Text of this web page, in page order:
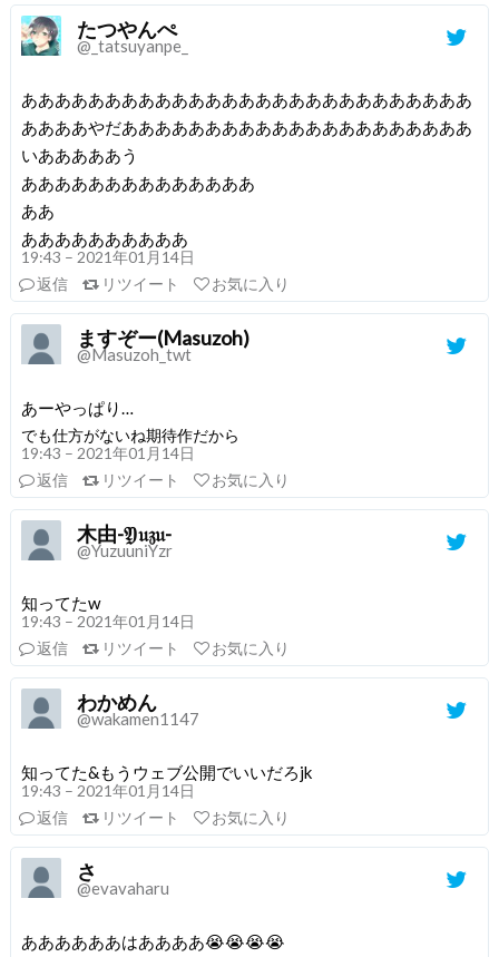
たつやんぺ
@_tatsuyanpe_
あああああああああああああああああああああああああああ
ああああやだあああああああああああああああああああああ
いあああああう
ああああああああああああああ
ああ
ああああああああああ
19:43 – 2021年01月14日
返信
リツイート お気に入り
ますぞー(Masuzoh)
@Masuzoh_twt
あーやっぱり…
でも仕方がないね期待作だから
19:43 – 2021年01月14日
返信
リツイート お気に入り
木由-𝔜𝔲𝔷𝔲-
@YuzuuniYzr
知ってたw
19:43 – 2021年01月14日
返信
リツイート お気に入り
わかめん
@wakamen1147
知ってた&もうウェブ公開でいいだろjk
19:43 – 2021年01月14日
返信
リツイート お気に入り
さ
@evavaharu
ああああああはああああ😭😭😭😭